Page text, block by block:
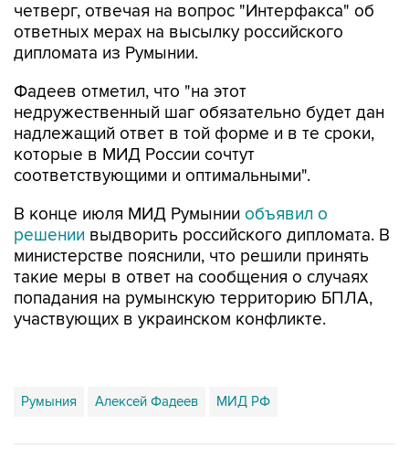
четверг, отвечая на вопрос "Интерфакса" об
ответных мерах на высылку российского
дипломата из Румынии.
Фадеев отметил, что "на этот
недружественный шаг обязательно будет дан
надлежащий ответ в той форме и в те сроки,
которые в МИД России сочтут
соответствующими и оптимальными".
В конце июля МИД Румынии объявил о
решении выдворить российского дипломата. В
министерстве пояснили, что решили принять
такие меры в ответ на сообщения о случаях
попадания на румынскую территорию БПЛА,
участвующих в украинском конфликте.
Румыния Алексей Фадеев МИД РФ